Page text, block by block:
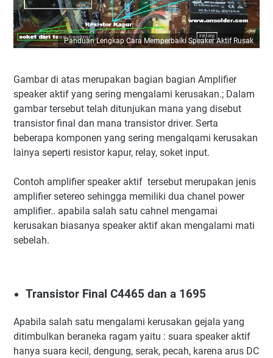
Panduan Lengkap Cara Memperbaiki Speaker Aktif Rusak
Gambar di atas merupakan bagian bagian Amplifier
speaker aktif yang sering mengalami kerusakan.; Dalam
gambar tersebut telah ditunjukan mana yang disebut
transistor final dan mana transistor driver. Serta
beberapa komponen yang sering mengalqami kerusakan
lainya seperti resistor kapur, relay, soket input.
Contoh amplifier speaker aktif tersebut merupakan jenis
amplifier setereo sehingga memiliki dua chanel power
amplifier.. apabila salah satu cahnel mengamai
kerusakan biasanya speaker aktif akan mengalami mati
sebelah.
Transistor Final C4465 dan a 1695
Apabila salah satu mengalami kerusakan gejala yang
ditimbulkan beraneka ragam yaitu : suara speaker aktif
hanya suara kecil, dengung, serak, pecah, karena arus DC